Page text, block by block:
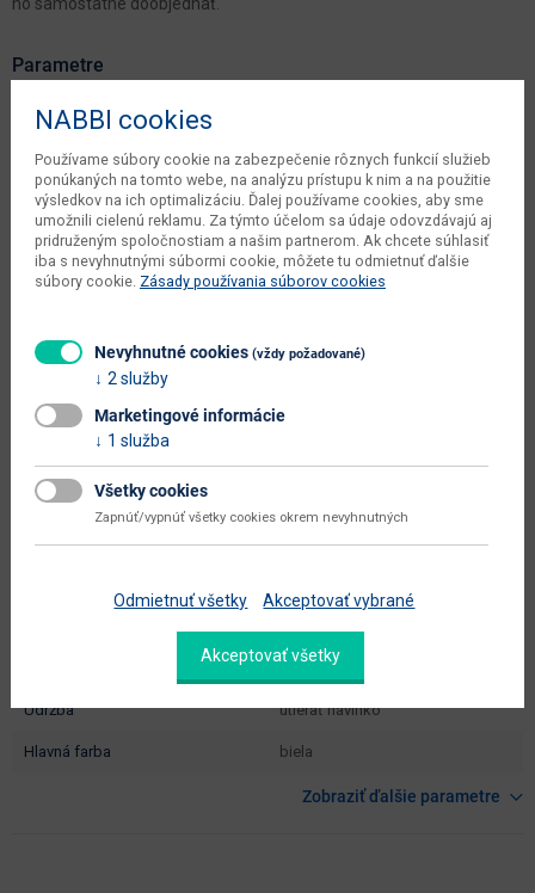
Parametre
Šírka
Hĺbka 223 cm
Výška 93 cm
výrobcu
0.69 m3
počet balíkov výrobcu 4 ks
váha s obalom výrobcu
typové označenie
šírka plochy na spanie (cm)
hĺbka plochy na spanie (cm) 200
vyžaduje zručnosť
údržba utierať navlhko
hlavná farba biela
Zobraziť ďalšie parametre
NABBI cookies
Používame súbory cookie na zabezpečenie rôznych funkcií služieb
ponúkaných na tomto webe, na analýzu prístupu k nim a na použitie
výsledkov na ich optimalizáciu. Ďalej používame cookies, aby sme
umožnili cielenú reklamu. Za týmto účelom sa údaje odovzdávajú aj
pridruženým spoločnostiam a našim partnerom. Ak chcete súhlasiť
iba s nevyhnutnými súbormi cookie, môžete tu odmietnuť ďalšie
súbory cookie. Zásady používania súborov cookies
Nevyhnutné cookies (vždy požadované)
2 služby
Marketingové informácie
1 služba
Všetky cookies
Zapnúť/vypnúť všetky cookies okrem nevyhnutných
Odmietnuť všetky Akceptovať vybrané
Akceptovať všetky